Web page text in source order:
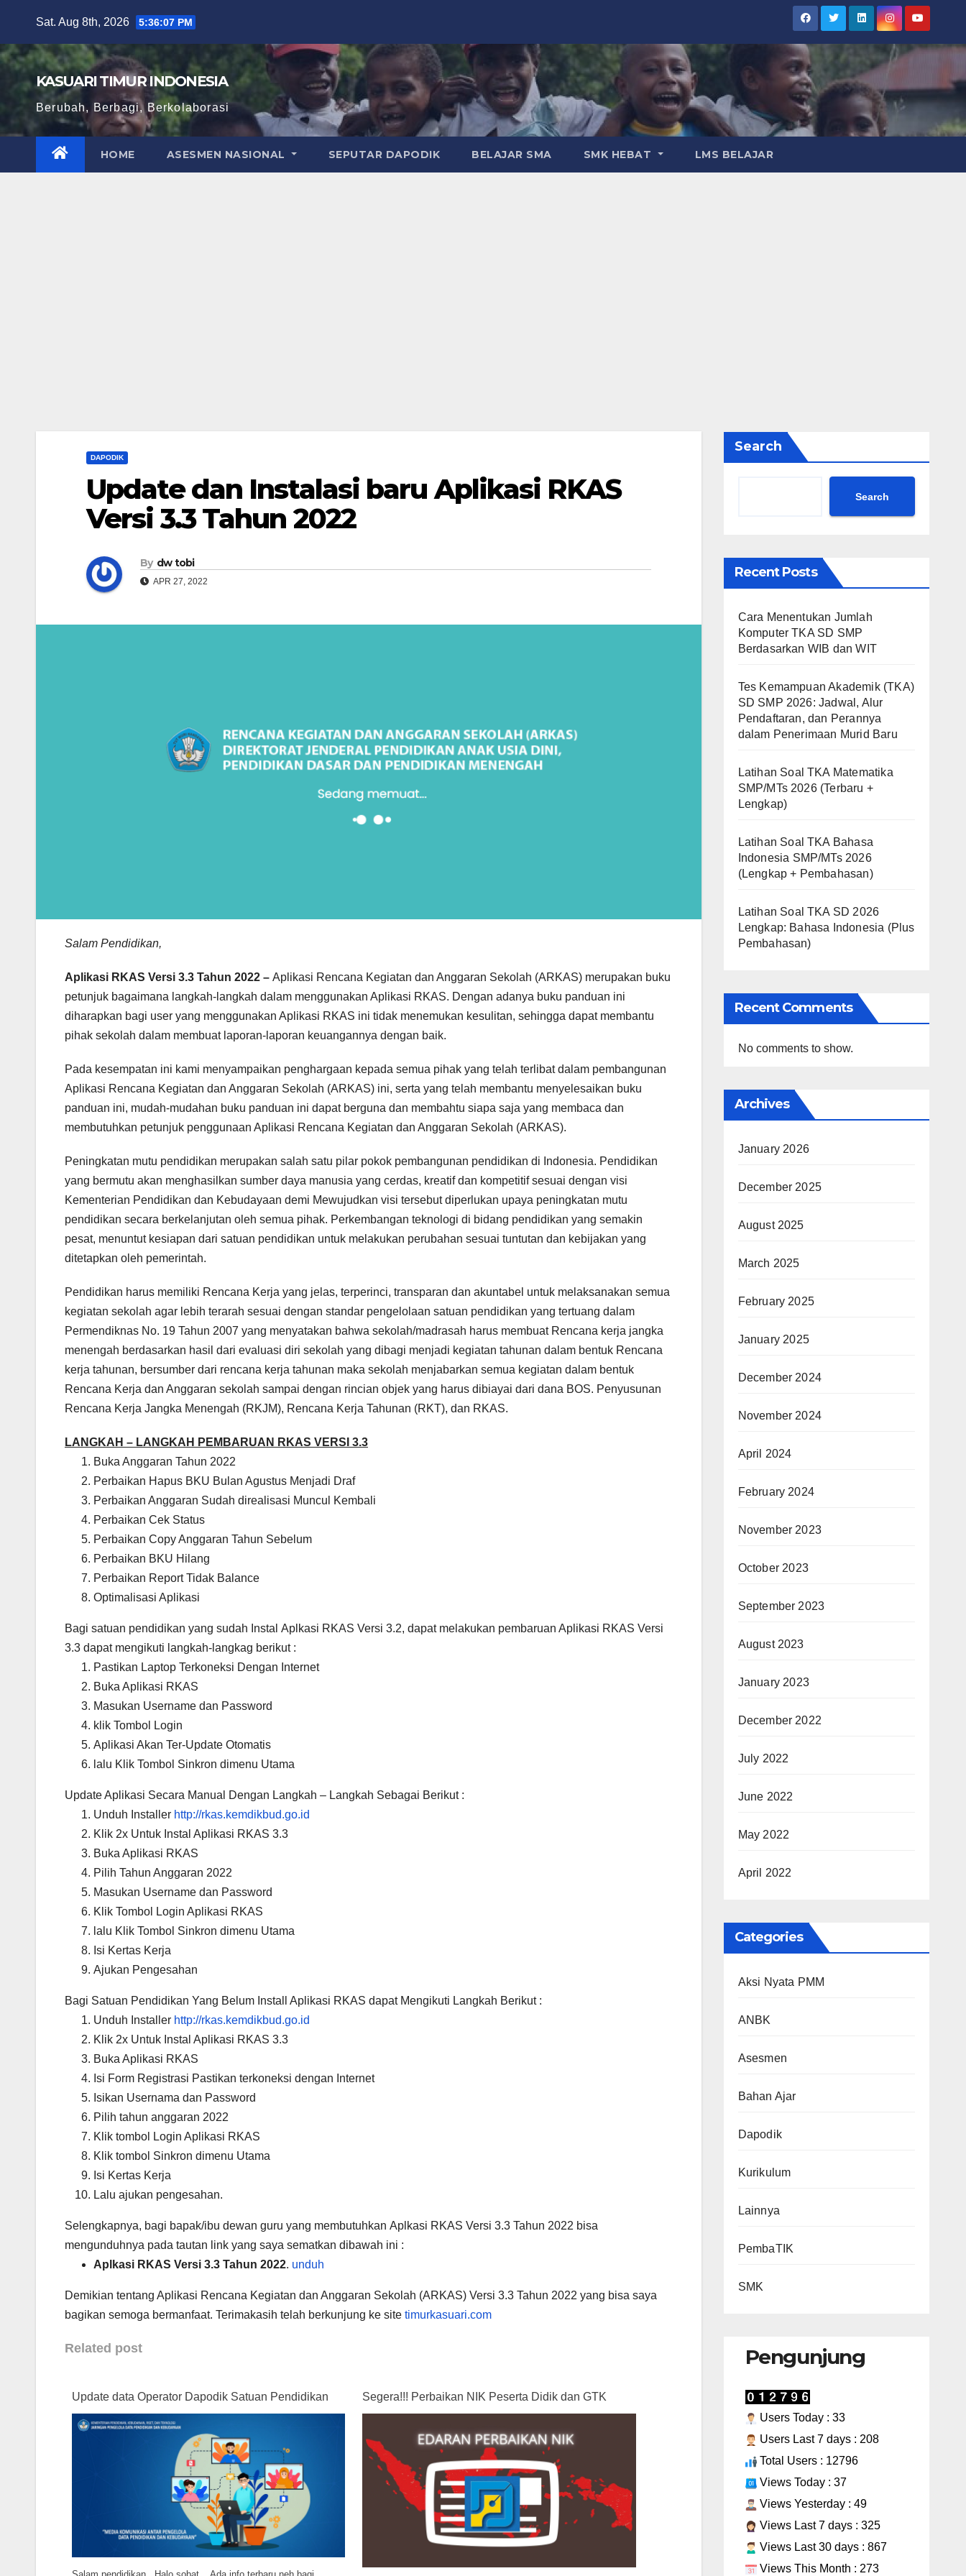
content
Sat. Aug 8th, 2026 5:36:08 PM
KASUARI TIMUR INDONESIA
Berubah, Berbagi, Berkolaborasi
HOME ASESMEN NASIONAL SEPUTAR DAPODIK BELAJAR SMA SMK HEBAT LMS BELAJAR
DAPODIK
Update dan Instalasi baru Aplikasi RKAS
Versi 3.3 Tahun 2022
By dw tobi
APR 27, 2022
Salam Pendidikan,
Aplikasi RKAS Versi 3.3 Tahun 2022 – Aplikasi Rencana Kegiatan dan Anggaran Sekolah (ARKAS) merupakan buku
petunjuk bagaimana langkah-langkah dalam menggunakan Aplikasi RKAS. Dengan adanya buku panduan ini
diharapkan bagi user yang menggunakan Aplikasi RKAS ini tidak menemukan kesulitan, sehingga dapat membantu
pihak sekolah dalam membuat laporan-laporan keuangannya dengan baik.
Pada kesempatan ini kami menyampaikan penghargaan kepada semua pihak yang telah terlibat dalam pembangunan
Aplikasi Rencana Kegiatan dan Anggaran Sekolah (ARKAS) ini, serta yang telah membantu menyelesaikan buku
panduan ini, mudah-mudahan buku panduan ini dapat berguna dan membahtu siapa saja yang membaca dan
membutuhkan petunjuk penggunaan Aplikasi Rencana Kegiatan dan Anggaran Sekolah (ARKAS).
Peningkatan mutu pendidikan merupakan salah satu pilar pokok pembangunan pendidikan di Indonesia. Pendidikan
yang bermutu akan menghasilkan sumber daya manusia yang cerdas, kreatif dan kompetitif sesuai dengan visi
Kementerian Pendidikan dan Kebudayaan demi Mewujudkan visi tersebut diperlukan upaya peningkatan mutu
pendidikan secara berkelanjutan oleh semua pihak. Perkembangan teknologi di bidang pendidikan yang semakin
pesat, menuntut kesiapan dari satuan pendidikan untuk melakukan perubahan sesuai tuntutan dan kebijakan yang
ditetapkan oleh pemerintah.
Pendidikan harus memiliki Rencana Kerja yang jelas, terperinci, transparan dan akuntabel untuk melaksanakan semua
kegiatan sekolah agar lebih terarah sesuai dengan standar pengelolaan satuan pendidikan yang tertuang dalam
Permendiknas No. 19 Tahun 2007 yang menyatakan bahwa sekolah/madrasah harus membuat Rencana kerja jangka
menengah berdasarkan hasil dari evaluasi diri sekolah yang dibagi menjadi kegiatan tahunan dalam bentuk Rencana
kerja tahunan, bersumber dari rencana kerja tahunan maka sekolah menjabarkan semua kegiatan dalam bentuk
Rencana Kerja dan Anggaran sekolah sampai dengan rincian objek yang harus dibiayai dari dana BOS. Penyusunan
Rencana Kerja Jangka Menengah (RKJM), Rencana Kerja Tahunan (RKT), dan RKAS.
LANGKAH – LANGKAH PEMBARUAN RKAS VERSI 3.3
Buka Anggaran Tahun 2022
Perbaikan Hapus BKU Bulan Agustus Menjadi Draf
Perbaikan Anggaran Sudah direalisasi Muncul Kembali
Perbaikan Cek Status
Perbaikan Copy Anggaran Tahun Sebelum
Perbaikan BKU Hilang
Perbaikan Report Tidak Balance
Optimalisasi Aplikasi
Bagi satuan pendidikan yang sudah Instal Aplkasi RKAS Versi 3.2, dapat melakukan pembaruan Aplikasi RKAS Versi
3.3 dapat mengikuti langkah-langkag berikut :
Pastikan Laptop Terkoneksi Dengan Internet
Buka Aplikasi RKAS
Masukan Username dan Password
klik Tombol Login
Aplikasi Akan Ter-Update Otomatis
lalu Klik Tombol Sinkron dimenu Utama
Update Aplikasi Secara Manual Dengan Langkah – Langkah Sebagai Berikut :
Unduh Installer http://rkas.kemdikbud.go.id
Klik 2x Untuk Instal Aplikasi RKAS 3.3
Buka Aplikasi RKAS
Pilih Tahun Anggaran 2022
Masukan Username dan Password
Klik Tombol Login Aplikasi RKAS
lalu Klik Tombol Sinkron dimenu Utama
Isi Kertas Kerja
Ajukan Pengesahan
Bagi Satuan Pendidikan Yang Belum Install Aplikasi RKAS dapat Mengikuti Langkah Berikut :
Unduh Installer http://rkas.kemdikbud.go.id
Klik 2x Untuk Instal Aplikasi RKAS 3.3
Buka Aplikasi RKAS
Isi Form Registrasi Pastikan terkoneksi dengan Internet
Isikan Usernama dan Password
Pilih tahun anggaran 2022
Klik tombol Login Aplikasi RKAS
Klik tombol Sinkron dimenu Utama
Isi Kertas Kerja
Lalu ajukan pengesahan.
Selengkapnya, bagi bapak/ibu dewan guru yang membutuhkan Aplkasi RKAS Versi 3.3 Tahun 2022 bisa
mengunduhnya pada tautan link yang saya sematkan dibawah ini :
Aplkasi RKAS Versi 3.3 Tahun 2022. unduh
Demikian tentang Aplikasi Rencana Kegiatan dan Anggaran Sekolah (ARKAS) Versi 3.3 Tahun 2022 yang bisa saya
bagikan semoga bermanfaat. Terimakasih telah berkunjung ke site timurkasuari.com
Related post
Update data Operator Dapodik Satuan Pendidikan Segera!!! Perbaikan NIK Peserta Didik dan GTK
Search
Search
Recent Posts
Cara Menentukan Jumlah
Komputer TKA SD SMP
Berdasarkan WIB dan WIT
Tes Kemampuan Akademik (TKA)
SD SMP 2026: Jadwal, Alur
Pendaftaran, dan Perannya
dalam Penerimaan Murid Baru
Latihan Soal TKA Matematika
SMP/MTs 2026 (Terbaru +
Lengkap)
Latihan Soal TKA Bahasa
Indonesia SMP/MTs 2026
(Lengkap + Pembahasan)
Latihan Soal TKA SD 2026
Lengkap: Bahasa Indonesia (Plus
Pembahasan)
Recent Comments
No comments to show.
Archives
January 2026
December 2025
August 2025
March 2025
February 2025
January 2025
December 2024
November 2024
April 2024
February 2024
November 2023
October 2023
September 2023
August 2023
January 2023
December 2022
July 2022
June 2022
May 2022
April 2022
Categories
Aksi Nyata PMM
ANBK
Asesmen
Bahan Ajar
Dapodik
Kurikulum
Lainnya
PembaTIK
SMK
Pengunjung
Users Today : 33
Users Last 7 days : 208
Total Users : 12796
Views Today : 37
Views Yesterday : 49
Views Last 7 days : 325
Views Last 30 days : 867
Views This Month : 273